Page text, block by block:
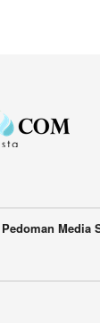
Pedoman Media